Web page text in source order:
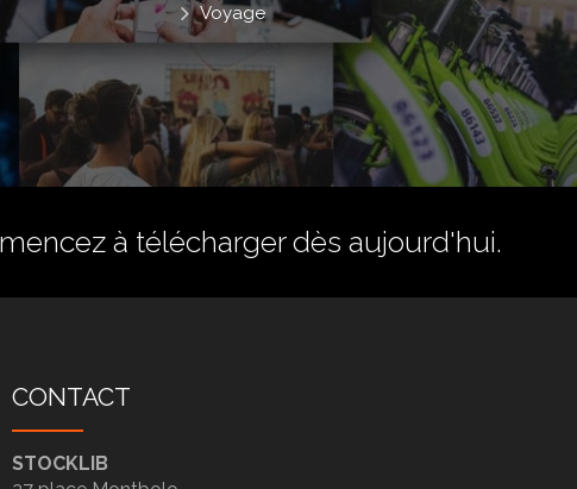
Voyage
à télécharger dès aujourd'hui.
CONTACT
STOCKLIB